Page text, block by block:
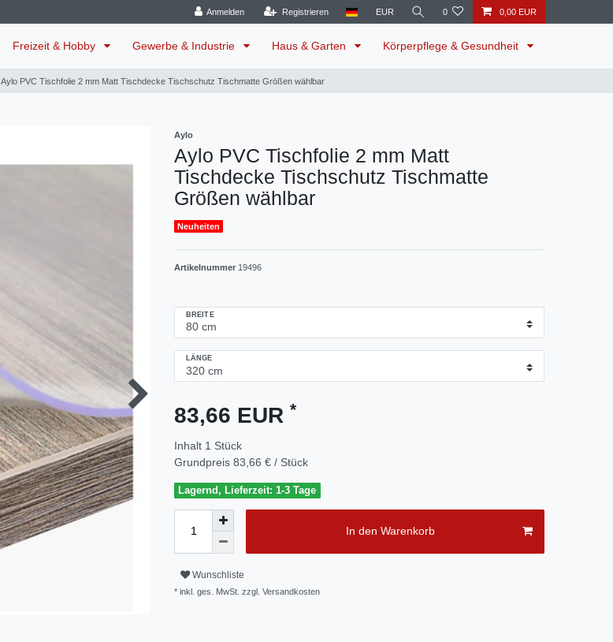
Anmelden Registrieren EUR 0 0,00 EUR
Freizeit & Hobby Gewerbe & Industrie Haus & Garten Körperpflege & Gesundheit
Aylo PVC Tischfolie 2 mm Matt Tischdecke Tischschutz Tischmatte Größen wählbar
Aylo
Aylo PVC Tischfolie 2 mm Matt
Tischdecke Tischschutz Tischmatte
Größen wählbar
Neuheiten
Artikelnummer 19496
BREITE
LÄNGE
83,66 EUR *
Inhalt 1 Stück
Grundpreis 83,66 € / Stück
Lagernd, Lieferzeit: 1-3 Tage
In den Warenkorb
Wunschliste
* inkl. ges. MwSt. zzgl. Versandkosten